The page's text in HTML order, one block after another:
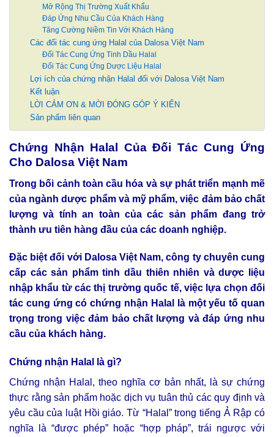
Mở Rộng Thị Trường Xuất Khẩu
Đáp Ứng Nhu Cầu Của Khách Hàng
Tăng Cường Niềm Tin Với Khách Hàng
Các đối tác cung ứng Halal của Dalosa Việt Nam
Đối Tác Cung Ứng Tinh Dầu Halal
Đối Tác Cung Ứng Dược Liệu Halal
Lợi ích của chứng nhận Halal đối với Dalosa Việt Nam
Kết luận
LỜI CẢM ƠN & MỜI ĐÓNG GÓP Ý KIẾN
Sản phẩm liên quan
Chứng Nhận Halal Của Đối Tác Cung Ứng
Cho Dalosa Việt Nam
Trong bối cảnh toàn cầu hóa và sự phát triển mạnh mẽ
của ngành dược phẩm và mỹ phẩm, việc đảm bảo chất
lượng và tính an toàn của các sản phẩm đang trở
thành ưu tiên hàng đầu của các doanh nghiệp.
Đặc biệt đối với Dalosa Việt Nam, công ty chuyên cung
cấp các sản phẩm tinh dầu thiên nhiên và dược liệu
nhập khẩu từ các thị trường quốc tế, việc lựa chọn đối
tác cung ứng có chứng nhận Halal là một yếu tố quan
trọng trong việc đảm bảo chất lượng và đáp ứng nhu
cầu của khách hàng.
Chứng nhận Halal là gì?
Chứng nhận Halal, theo nghĩa cơ bản nhất, là sự chứng
thực rằng sản phẩm hoặc dịch vụ tuân thủ các quy định và
yêu cầu của luật Hồi giáo. Từ “Halal” trong tiếng Ả Rập có
nghĩa là “được phép” hoặc “hợp pháp”, trái ngược với